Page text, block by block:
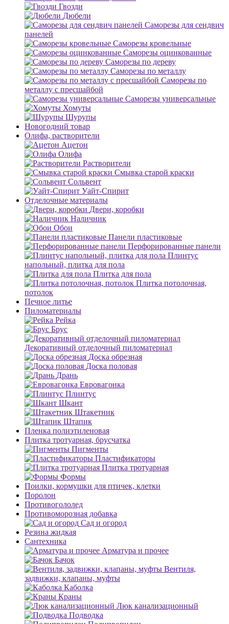
Гвозди
Дюбели
Саморезы для сендвич
панелей
Саморезы кровельные
Саморезы оцинкованные
Саморезы по дереву
Саморезы по металлу
Саморезы по
металлу с пресшайбой
Саморезы универсальные
Хомуты
Шурупы
Новогодний товар
Олифа, растворители
Ацетон
Олифа
Растворители
Смывка старой краски
Сольвент
Уайт-Спирит
Отделочные материалы
Двери, коробки
Наличник
Обои
Панели пластиковые
Перфорированные панели
Плинтус
напольный, плитка для пола
Плитка для пола
Плитка потолочная,
потолок
Печное литье
Пиломатериалы
Рейка
Брус
Декоративный отделочный пиломатериал
Доска обрезная
Доска половая
Дрань
Евровагонка
Плинтус
Шкант
Штакетник
Штапик
Пленка полиэтиленовая
Плитка тротуарная, брусчатка
Пигменты
Пластификаторы
Плитка тротуарная
Формы
Поилки, кормушки для птичек, клетки
Поролон
Противогололед
Противоморозная добавка
Сад и огород
Резина жидкая
Сантехника
Арматура и прочее
Бачок
Вентиля,
задвижки, клапаны, муфты
Каболка
Краны
Люк канализационный
Подводка